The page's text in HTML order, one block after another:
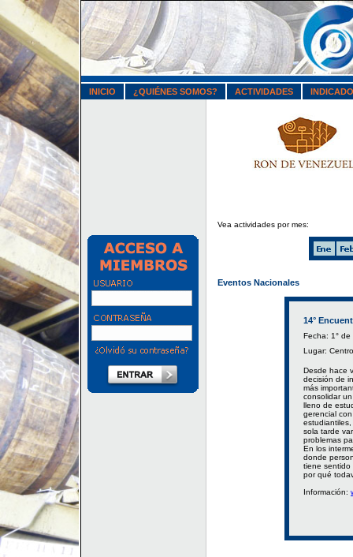
INICIO
¿QUIÉNES SOMOS?
ACTIVIDADES
Vea actividades por mes:
Eventos Nacionales
14°
Fecha: 1°
Lugar:
Desde hace
decisión de
más
consolidar
lleno de
gerencial
sola tarde
problemas
En los
donde
tiene sentido
por qué
Información: